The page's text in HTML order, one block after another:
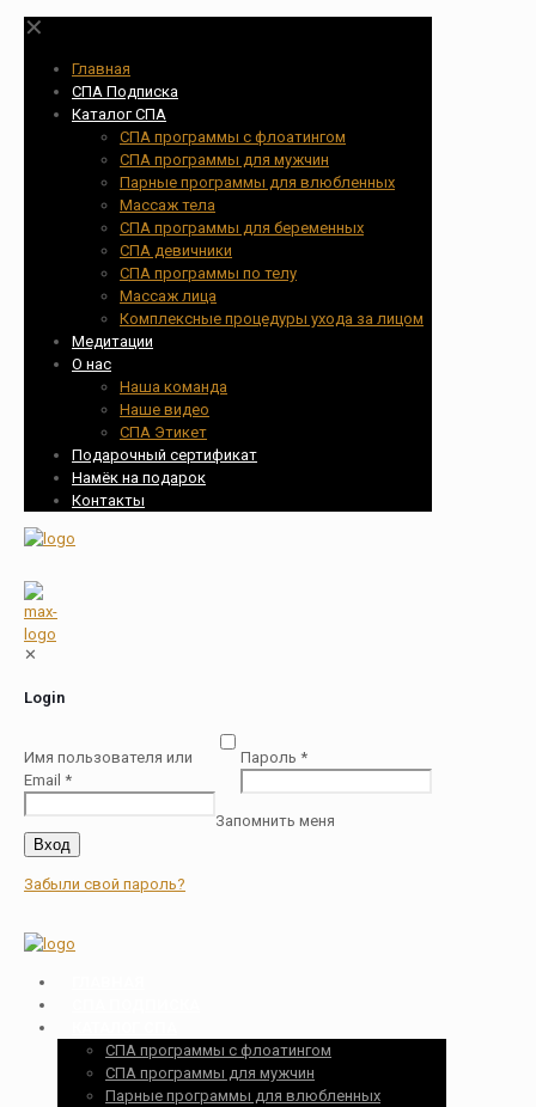
✕
Главная
СПА Подписка
Каталог СПА
СПА программы с флоатингом
СПА программы для мужчин
Парные программы для влюбленных
Массаж тела
СПА программы для беременных
СПА девичники
СПА программы по телу
Массаж лица
Комплексные процедуры ухода за лицом
Медитации
О нас
Наша команда
Наше видео
СПА Этикет
Подарочный сертификат
Намёк на подарок
Контакты
✕
Login
Имя пользователя или
Email *
Пароль *
Запомнить меня
Вход
Забыли свой пароль?
СПА программы с флоатингом
СПА программы для мужчин
Парные программы для влюбленных